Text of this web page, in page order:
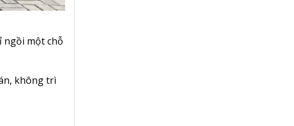
ngồi một chỗ
không trì